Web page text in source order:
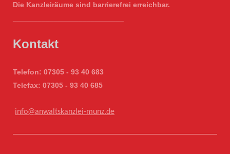
Die Kanzleiräume sind barrierefrei erreichbar.
Kontakt
Telefon: 07305 - 93 40 683
Telefax: 07305 - 93 40 685
info@anwaltskanzlei-munz.de